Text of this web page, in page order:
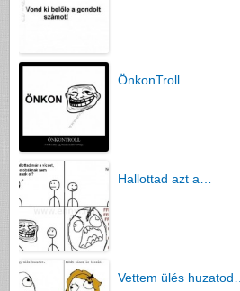
ÖnkonTroll
Hallottad azt a…
Vettem ülés huzatod…